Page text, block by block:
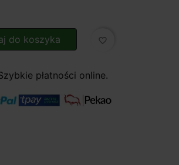
do koszyka favorite_border
płatności online.